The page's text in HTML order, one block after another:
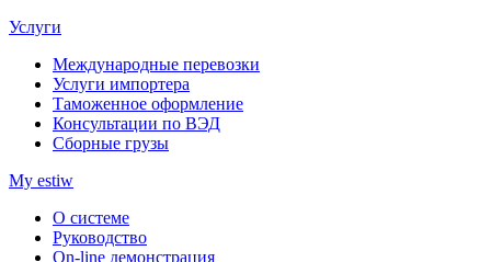
Услуги
Международные перевозки
Услуги импортера
Таможенное оформление
Консультации по ВЭД
Сборные грузы
My estiw
О системе
Руководство
On-line демонстрация